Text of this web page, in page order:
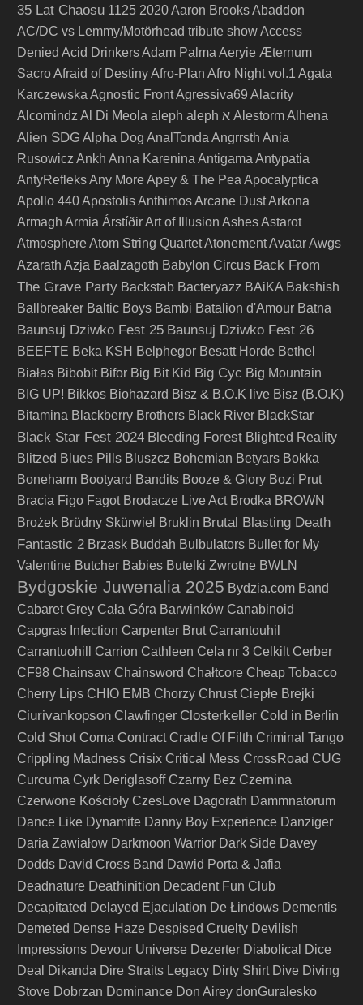
35 Lat Chaosu 1125 2020Aaron BrooksAbaddon
AC/DC vs Lemmy/Motörhead tribute showAccess
Denied Acid DrinkersAdam Palma Aeryie Æternum
SacroAfraid of DestinyAfro-Plan Afro Night vol.1 Agata
Karczewska Agnostic FrontAgressiva69 Alacrity
Alcomindz Al Di Meola aleph aleph א AlestormAlhena
Alien SDG Alpha Dog AnalTonda Angrrsth Ania
Rusowicz Ankh Anna Karenina Antigama Antypatia
AntyRefleksAny MoreApey & The Pea Apocalyptica
Apollo 440Apostolis AnthimosArcane DustArkona
Armagh Armia ÁrstíðirArt of Illusion AshesAstarot
AtmosphereAtom String QuartetAtonementAvatarAwgs
Azarath Azja Baalzagoth Babylon Circus Back From
The Grave Party Backstab Bacteryazz BAiKA Bakshish
Ballbreaker Baltic Boys Bambi Batalion d'Amour Batna
Baunsuj Dziwko Fest 25 Baunsuj Dziwko Fest 26
BEEFTE Beka KSH Belphegor Besatt Horde Bethel
Białas Bibobit Bifor Big Bit Kid Big Cyc Big Mountain
BIG UP! Bikkos Biohazard Bisz & B.O.K live Bisz (B.O.K)
Bitamina Blackberry Brothers Black River BlackStar
Black Star Fest 2024 Bleeding Forest Blighted Reality
Blitzed Blues Pills Bluszcz Bohemian Betyars Bokka
Boneharm Bootyard Bandits Booze & Glory Bozi Prut
Bracia Figo Fagot Brodacze Live Act Brodka BROWN
Brożek Brüdny Skürwiel Bruklin Brutal Blasting Death
Fantastic 2 Brzask Buddah Bulbulators Bullet for My
Valentine Butcher Babies Butelki Zwrotne BWLN
Bydgoskie Juwenalia 2025 Bydzia.com Band
Cabaret Grey Cała Góra Barwinków Canabinoid
Capgras Infection Carpenter Brut Carrantouhil
Carrantuohill
Carrion Cathleen Cela nr 3 Celkilt Cerber
CF98 Chainsaw Chainsword Chałtcore Cheap Tobacco
Cherry Lips CHIO EMB Chorzy Chrust Ciepłe Brejki
Ciurivankopson Clawfinger Closterkeller Cold in Berlin
Cold Shot Coma Contract Cradle Of Filth Criminal Tango
Crippling Madness Crisix Critical Mess CrossRoad CUG
Curcuma Cyrk Deriglasoff Czarny Bez Czernina
Czerwone Kościoły CzesLove Dagorath Dammnatorum
Dance Like Dynamite Danny Boy Experience Danziger
Daria Zawiałow Darkmoon Warrior Dark Side Davey
Dodds David Cross Band Dawid Porta & Jafia
Deadnature Deathinition Decadent Fun Club
Decapitated Delayed Ejaculation De Łindows Dementis
Demeted Dense Haze Despised Cruelty Devilish
Impressions Devour Universe Dezerter Diabolical
Dice
Deal
Dikanda Dire Straits Legacy Dirty Shirt Dive Diving
Stove Dobrzan Dominance Don Airey donGuralesko